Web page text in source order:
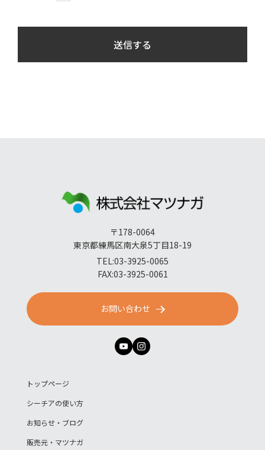
〒178-0064
東京都練馬区南大泉5丁目18-19
TEL:03-3925-0065
FAX:03-3925-0061
お問い合わせ
トップページ
シーチアの使い方
お知らせ・ブログ
販売元・マツナガ